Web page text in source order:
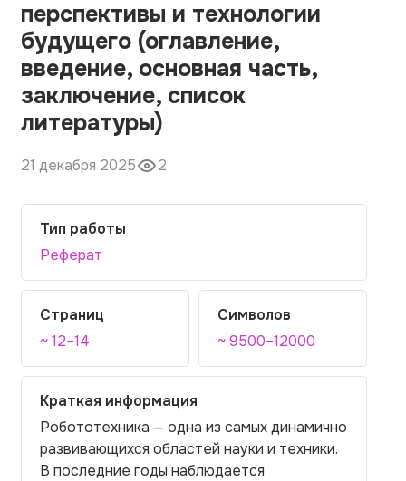
Порядок оплаты
Вопросы и ответы
Отзывы
перспективы и технологии
будущего (оглавление,
введение, основная часть,
заключение, список
литературы)
21 декабря 2025 2
Тип работы
Реферат
Страниц
~ 12–14
Символов
~ 9500–12000
Краткая информация
Робототехника — одна из самых динамично
развивающихся областей науки и техники.
В последние годы наблюдается